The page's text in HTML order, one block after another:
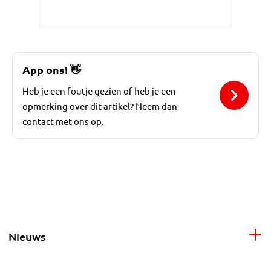
App ons! 👋
Heb je een foutje gezien of heb je een
opmerking over dit artikel? Neem dan
contact met ons op.
Nieuws